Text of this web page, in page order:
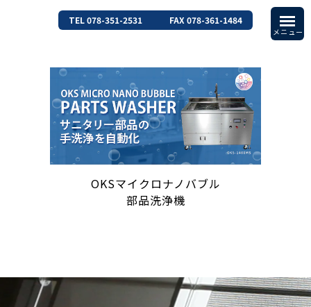
TEL 078-351-2531 FAX 078-361-1484
OKSマイクロナノバブル
部品洗浄機